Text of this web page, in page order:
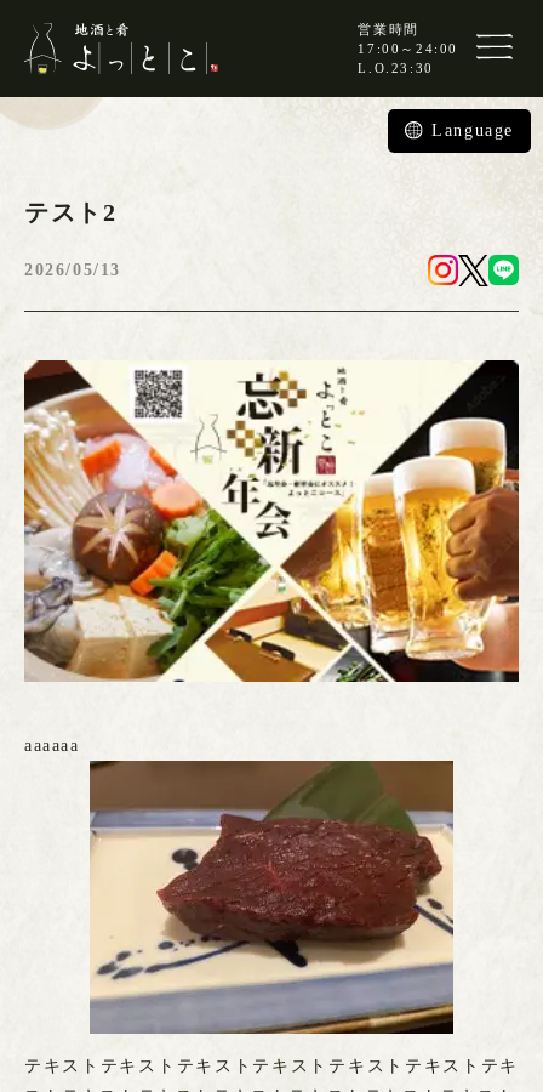
営業時間
17:00～24:00
L.O. 23:30
Language
テスト2
2026/05/13
aaaaaa
テキストテキストテキストテキストテキストテキストテキ